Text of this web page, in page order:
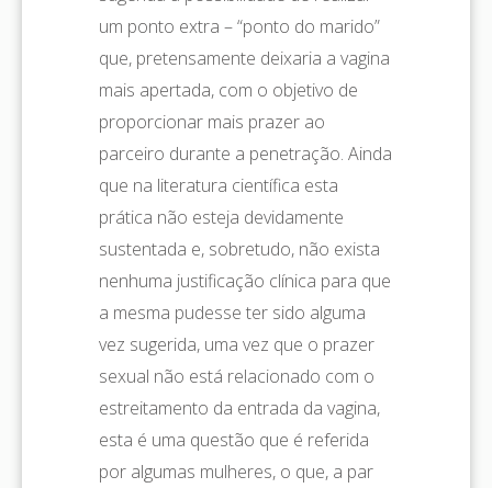
um ponto extra – “ponto do marido”
que, pretensamente deixaria a vagina
mais apertada, com o objetivo de
proporcionar mais prazer ao
parceiro durante a penetração. Ainda
que na literatura científica esta
prática não esteja devidamente
sustentada e, sobretudo, não exista
nenhuma justificação clínica para que
a mesma pudesse ter sido alguma
vez sugerida, uma vez que o prazer
sexual não está relacionado com o
estreitamento da entrada da vagina,
esta é uma questão que é referida
por algumas mulheres, o que, a par